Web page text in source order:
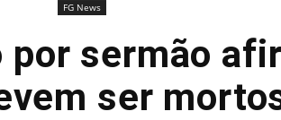
FG News
sermão
ser